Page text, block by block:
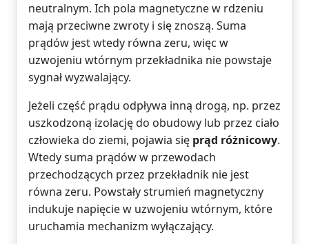
neutralnym. Ich pola magnetyczne w rdzeniu
mają przeciwne zwroty i się znoszą. Suma
prądów jest wtedy równa zeru, więc w
uzwojeniu wtórnym przekładnika nie powstaje
sygnał wyzwalający.
Jeżeli część prądu odpływa inną drogą, np. przez
uszkodzoną izolację do obudowy lub przez ciało
człowieka do ziemi, pojawia się prąd różnicowy.
Wtedy suma prądów w przewodach
przechodzących przez przekładnik nie jest
równa zeru. Powstały strumień magnetyczny
indukuje napięcie w uzwojeniu wtórnym, które
uruchamia mechanizm wyłączający.